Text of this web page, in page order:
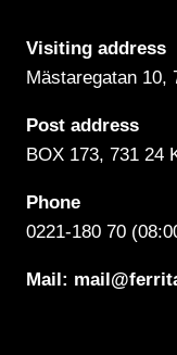
Visiting address
Mästaregatan 10,
Post address
BOX 173, 731 24
Phone
0221-180 70
Mail: